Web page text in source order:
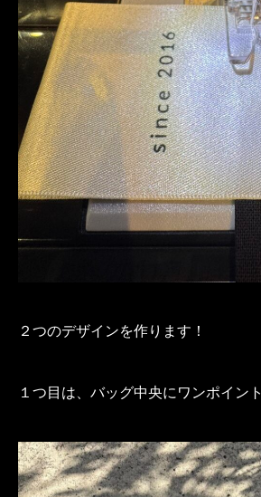
２つのデザインを作ります！
１つ目は、バッグ中央にワンポイント